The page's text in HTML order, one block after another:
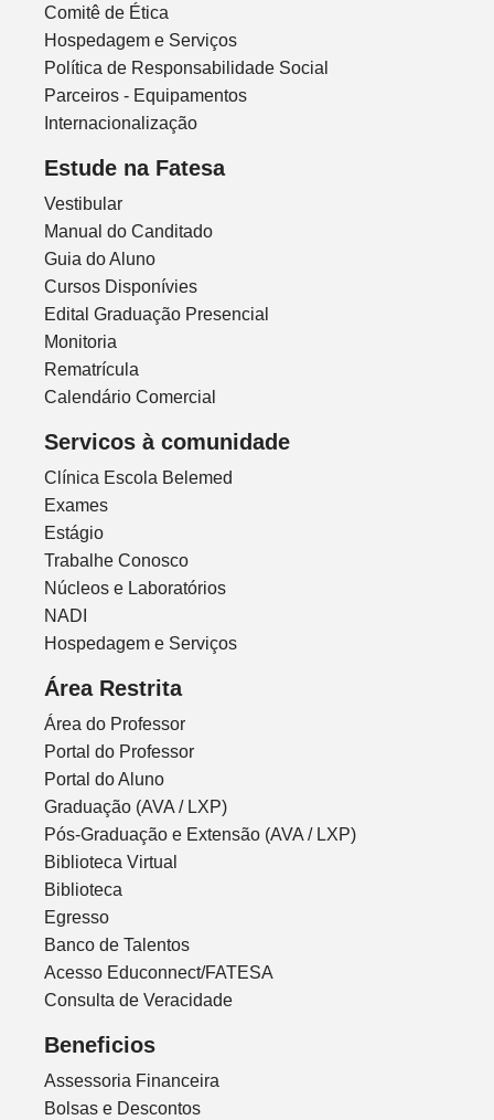
Comitê de Ética
Hospedagem e Serviços
Política de Responsabilidade Social
Parceiros - Equipamentos
Internacionalização
Estude na Fatesa
Vestibular
Manual do Canditado
Guia do Aluno
Cursos Disponívies
Edital Graduação Presencial
Monitoria
Rematrícula
Calendário Comercial
Servicos à comunidade
Clínica Escola Belemed
Exames
Estágio
Trabalhe Conosco
Núcleos e Laboratórios
NADI
Hospedagem e Serviços
Área Restrita
Área do Professor
Portal do Professor
Portal do Aluno
Graduação (AVA / LXP)
Pós-Graduação e Extensão (AVA / LXP)
Biblioteca Virtual
Biblioteca
Egresso
Banco de Talentos
Acesso Educonnect/FATESA
Consulta de Veracidade
Beneficios
Assessoria Financeira
Bolsas e Descontos